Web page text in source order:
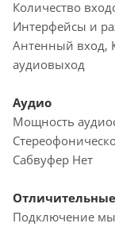
Количество
Интерфейсы и
Антенный вход,
аудиовыход
Аудио
Мощность
Сабвуфер Нет
Подключение